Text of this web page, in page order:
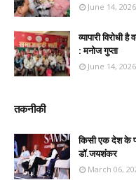
June 14, 2026
व्यापारी
: मनोज गुप्ता
June 14, 2026
तकनीकी
किसी एक देश के
डॉ.जयशंकर
March 06,